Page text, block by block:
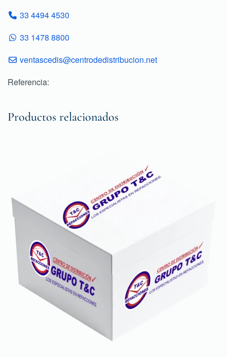
33 4494 4530
33 1478 8800
ventascedis@centrodedistribucion.net
Referencia:
Productos relacionados